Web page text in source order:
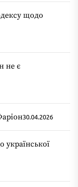
щодо
не є
30.04.2026